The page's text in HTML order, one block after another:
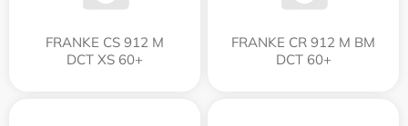
FRANKE CS 912 M
DCT XS 60+
FRANKE CR 912 M BM
DCT 60+